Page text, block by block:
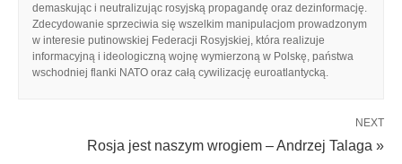
demaskując i neutralizując rosyjską propagandę oraz dezinformację.
Zdecydowanie sprzeciwia się wszelkim manipulacjom prowadzonym
w interesie putinowskiej Federacji Rosyjskiej, która realizuje
informacyjną i ideologiczną wojnę wymierzoną w Polskę, państwa
wschodniej flanki NATO oraz całą cywilizację euroatlantycką.
NEXT
Rosja jest naszym wrogiem – Andrzej Talaga »